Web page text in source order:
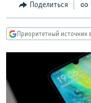
Вернутся
КУЛЬТУРА
КАВКАЗ.РЕАЛИИ
СЕВЕР.РЕАЛИИ
СИБИРЬ.РЕАЛИИ
РАСПИСАНИЕ
Поделиться
Приоритетный источник